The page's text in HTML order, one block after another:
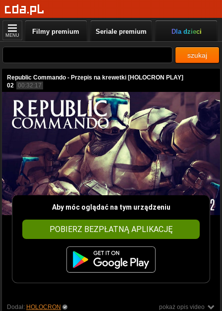
MENU Filmy premium Seriale premium Dla dzieci
szukaj
Republic Commando - Przepis na krewetki [HOLOCRON PLAY]
02 00:32:17
Aby móc oglądać na tym urządzeniu
POBIERZ BEZPŁATNĄ APLIKACJĘ
pokaż opis video
Dodał: HOLOCRON